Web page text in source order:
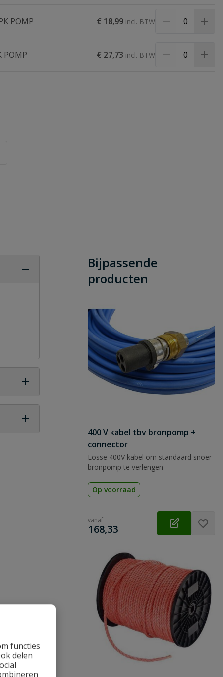
functies
delen
POMP € 18,99
POMP € 27,73
Bijpassende
producten
400 V kabel tbv bronpomp +
connector
Losse 400V kabel om standaard snoer
bronpomp te verlengen
Op voorraad
vanaf
€
168,33